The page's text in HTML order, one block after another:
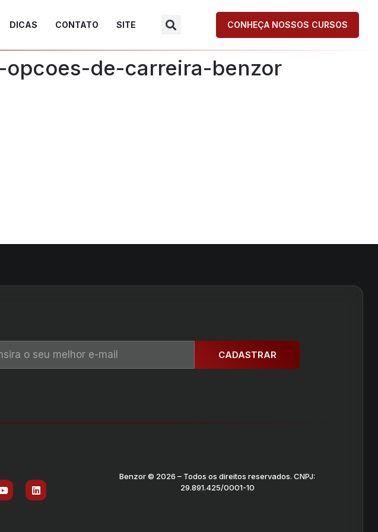
DICAS CONTATO SITE CONHEÇA NOSSOS CURSOS
de-carreira-benzor
CADASTRAR
Benzor © 2026 – Todos os direitos reservados. CNPJ:
29.891.425/0001-10